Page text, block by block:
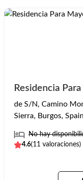
Residencia
de S/N, Camino
Sierra, Burgos, Spain
No hay
4.6(11 valoraciones)